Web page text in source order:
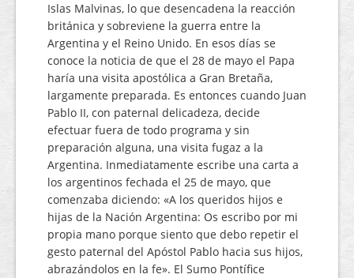
Islas Malvinas, lo que desencadena la reacción
británica y sobreviene la guerra entre la
Argentina y el Reino Unido. En esos días se
conoce la noticia de que el 28 de mayo el Papa
haría una visita apostólica a Gran Bretaña,
largamente preparada. Es entonces cuando Juan
Pablo II, con paternal delicadeza, decide
efectuar fuera de todo programa y sin
preparación alguna, una visita fugaz a la
Argentina. Inmediatamente escribe una carta a
los argentinos fechada el 25 de mayo, que
comenzaba diciendo: «A los queridos hijos e
hijas de la Nación Argentina: Os escribo por mi
propia mano porque siento que debo repetir el
gesto paternal del Apóstol Pablo hacia sus hijos,
abrazándolos en la fe». El Sumo Pontífice